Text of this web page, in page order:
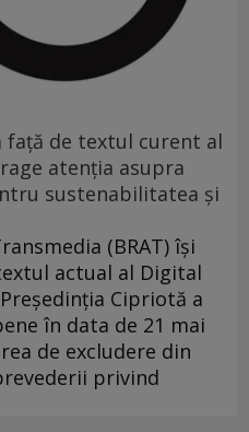
față de textul curent al
atenția asupra
sustenabilitatea și
(BRAT) își
actual al Digital
Cipriotă a
în data de 21 mai
de excludere din
privind